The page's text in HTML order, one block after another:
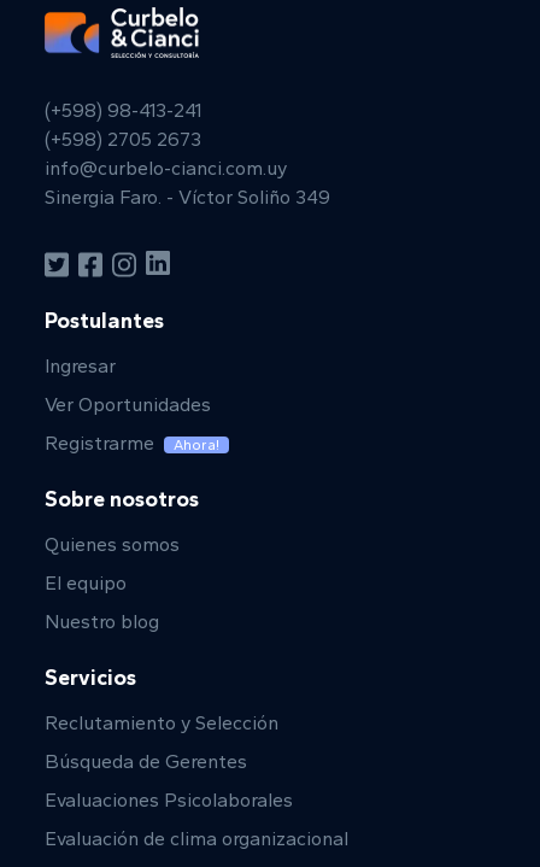
(+598) 98-413-241
(+598) 2705 2673
info@curbelo-cianci.com.uy
Sinergia Faro. - Víctor Soliño 349
Postulantes
Ingresar
Ver Oportunidades
Registrarme
Ahora!
Sobre nosotros
Quienes somos
El equipo
Nuestro blog
Servicios
Reclutamiento y Selección
Búsqueda de Gerentes
Evaluaciones Psicolaborales
Evaluación de clima organizacional